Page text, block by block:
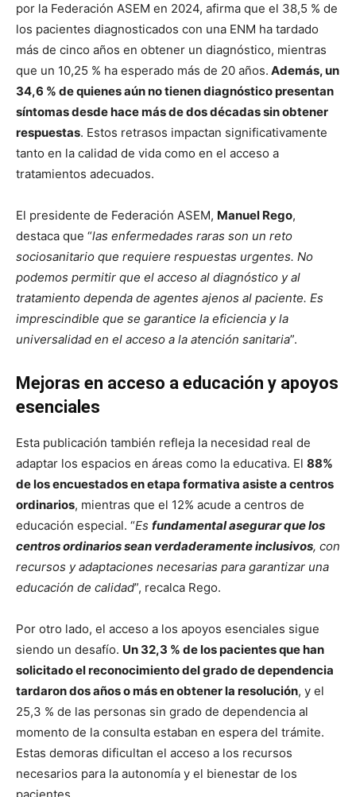
por la Federación ASEM en 2024, afirma que el 38,5 % de
los pacientes diagnosticados con una ENM ha tardado
más de cinco años en obtener un diagnóstico, mientras
que un 10,25 % ha esperado más de 20 años. Además, un
34,6 % de quienes aún no tienen diagnóstico presentan
síntomas desde hace más de dos décadas sin obtener
respuestas. Estos retrasos impactan significativamente
tanto en la calidad de vida como en el acceso a
tratamientos adecuados.
El presidente de Federación ASEM, Manuel Rego,
destaca que “las enfermedades raras son un reto
sociosanitario que requiere respuestas urgentes. No
podemos permitir que el acceso al diagnóstico y al
tratamiento dependa de agentes ajenos al paciente. Es
imprescindible que se garantice la eficiencia y la
universalidad en el acceso a la atención sanitaria”.
Mejoras en acceso a educación y apoyos
esenciales
Esta publicación también refleja la necesidad real de
adaptar los espacios en áreas como la educativa. El 88%
de los encuestados en etapa formativa asiste a centros
ordinarios, mientras que el 12% acude a centros de
educación especial. “Es fundamental asegurar que los
centros ordinarios sean verdaderamente inclusivos, con
recursos y adaptaciones necesarias para garantizar una
educación de calidad”, recalca Rego.
Por otro lado, el acceso a los apoyos esenciales sigue
siendo un desafío. Un 32,3 % de los pacientes que han
solicitado el reconocimiento del grado de dependencia
tardaron dos años o más en obtener la resolución, y el
25,3 % de las personas sin grado de dependencia al
momento de la consulta estaban en espera del trámite.
Estas demoras dificultan el acceso a los recursos
necesarios para la autonomía y el bienestar de los